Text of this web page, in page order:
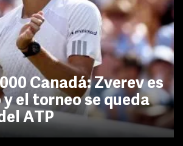
Canadá: Zverev es
el torneo se queda
ATP